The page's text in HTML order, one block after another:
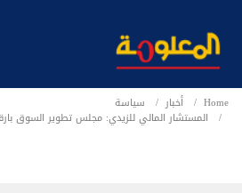
Home أخبار
سياسة
المستشار المالي للزيدي: مجلس تطوير السوق